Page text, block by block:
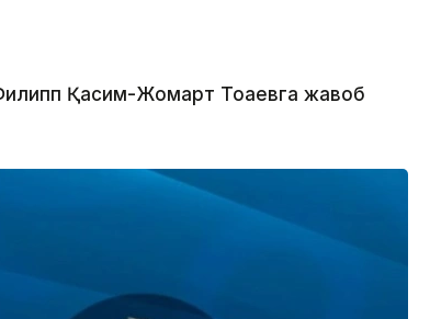
Қасим-Жомарт Тоқаевга жавоб